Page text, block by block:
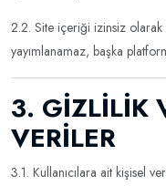
2.2. Site içeriği izinsiz
yayımlanamaz, başka
3. GİZLİLİK
VERİLER
3.1. Kullanıcılara ait kişisel